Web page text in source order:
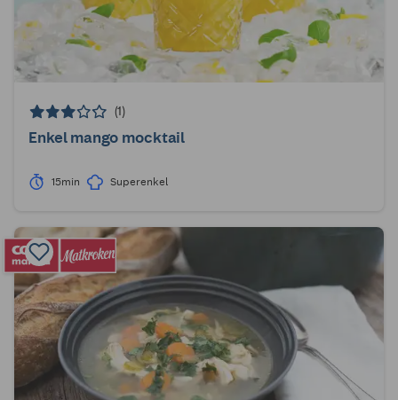
(1)
Enkel mango mocktail
15min Superenkel